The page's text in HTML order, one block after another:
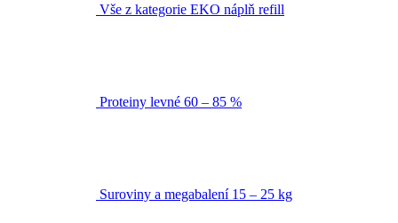
Vše z kategorie EKO náplň refill
Proteiny levné 60 – 85 %
Suroviny a megabalení 15 – 25 kg